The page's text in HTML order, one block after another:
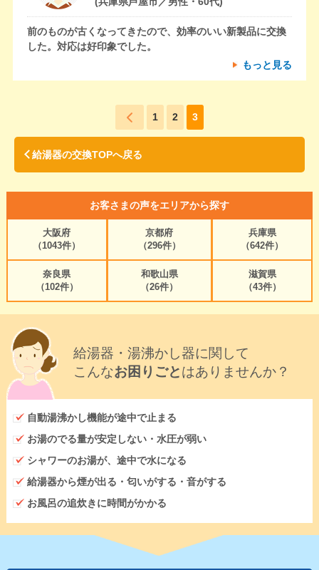
前のものが古くなってきたので、効率のいい新製品に交換
した。対応は好印象でした。
もっと見る
1 2 3
給湯器の交換TOPへ戻る
お客さまの声をエリアから探す
大阪府
（1043件）
京都府
（296件）
兵庫県
（642件）
奈良県
（102件）
和歌山県
（26件）
滋賀県
（43件）
給湯器・湯沸かし器に関して
こんなお困りごとはありませんか？
自動湯沸かし機能が途中で止まる
お湯のでる量が安定しない・水圧が弱い
シャワーのお湯が、途中で水になる
給湯器から煙が出る・匂いがする・音がする
お風呂の追炊きに時間がかかる